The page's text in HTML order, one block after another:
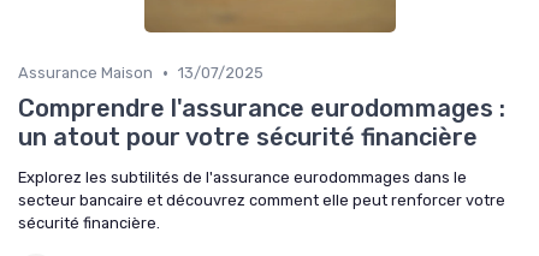
Assurance Maison • 13/07/2025
Comprendre l'assurance eurodommages :
un atout pour votre sécurité financière
Explorez les subtilités de l'assurance eurodommages dans le
secteur bancaire et découvrez comment elle peut renforcer votre
sécurité financière.